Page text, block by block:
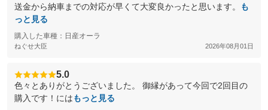
送金から納車までの対応が早くて大変良かったと思います。
も
っと見る
購入した車種：日産オーラ
ねぐせ大臣 2026年08月01日
5.0
色々とありがとうございました。 御縁があって今回で2回目の
購入です！にはもっと見る